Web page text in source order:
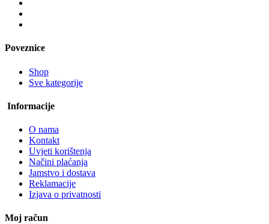
Poveznice
Shop
Sve kategorije
Informacije
O nama
Kontakt
Uvjeti korištenja
Načini plaćanja
Jamstvo i dostava
Reklamacije
Izjava o privatnosti
Moj račun